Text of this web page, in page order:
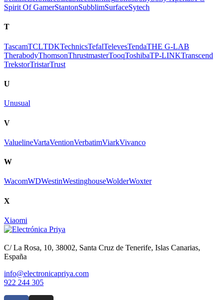
Spirit Of GamerStantonSubblimSurfaceSytech
T
TascamTCLTDKTechnicsTefalTelevesTendaTHE G-LAB
TherabodyThomsonThrustmasterTooqToshibaTP-LINKTranscend
TrekstorTristarTrust
U
Unusual
V
ValuelineVartaVentionVerbatimViarkVivanco
W
WacomWDWestinWestinghouseWolderWoxter
X
Xiaomi
C/ La Rosa, 10, 38002, Santa Cruz de Tenerife, Islas Canarias,
España
info@electronicapriya.com
922 244 305